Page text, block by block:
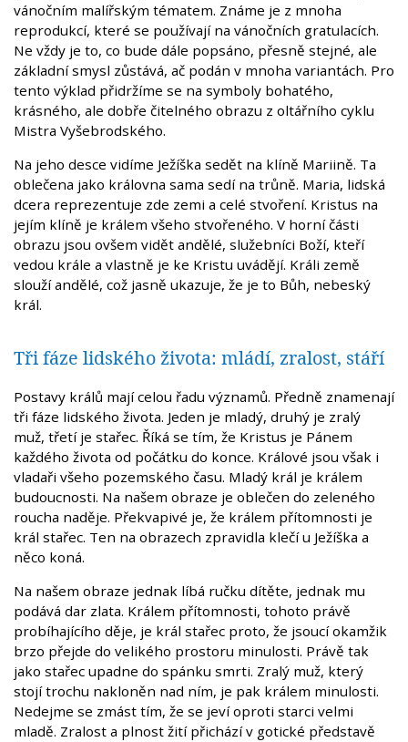
vánočním malířským tématem. Známe je z mnoha
reprodukcí, které se používají na vánočních gratulacích.
Ne vždy je to, co bude dále popsáno, přesně stejné, ale
základní smysl zůstává, ač podán v mnoha variantách. Pro
tento výklad přidržíme se na symboly bohatého,
krásného, ale dobře čitelného obrazu z oltářního cyklu
Mistra Vyšebrodského.
Na jeho desce vidíme Ježíška sedět na klíně Mariině. Ta
oblečena jako královna sama sedí na trůně. Maria, lidská
dcera reprezentuje zde zemi a celé stvoření. Kristus na
jejím klíně je králem všeho stvořeného. V horní části
obrazu jsou ovšem vidět andělé, služebníci Boží, kteří
vedou krále a vlastně je ke Kristu uvádějí. Králi země
slouží andělé, což jasně ukazuje, že je to Bůh, nebeský
král.
Tři fáze lidského života: mládí, zralost, stáří
Postavy králů mají celou řadu významů. Předně znamenají
tři fáze lidského života. Jeden je mladý, druhý je zralý
muž, třetí je stařec. Říká se tím, že Kristus je Pánem
každého života od počátku do konce. Králové jsou však i
vladaři všeho pozemského času. Mladý král je králem
budoucnosti. Na našem obraze je oblečen do zeleného
roucha naděje. Překvapivé je, že králem přítomnosti je
král stařec. Ten na obrazech zpravidla klečí u Ježíška a
něco koná.
Na našem obraze jednak líbá ručku dítěte, jednak mu
podává dar zlata. Králem přítomnosti, tohoto právě
probíhajícího děje, je král stařec proto, že jsoucí okamžik
brzo přejde do velikého prostoru minulosti. Právě tak
jako stařec upadne do spánku smrti. Zralý muž, který
stojí trochu nakloněn nad ním, je pak králem minulosti.
Nedejme se zmást tím, že se jeví oproti starci velmi
mladě. Zralost a plnost žití přichází v gotické představě